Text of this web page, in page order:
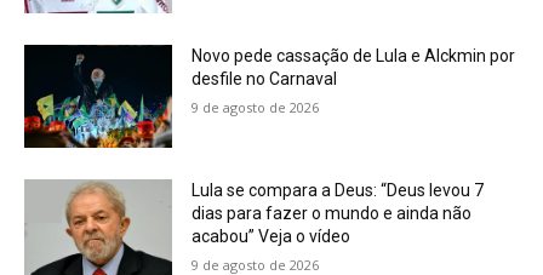
Novo pede cassação de Lula e Alckmin por
desfile no Carnaval
9 de agosto de 2026
Lula se compara a Deus: “Deus levou 7
dias para fazer o mundo e ainda não
acabou” Veja o vídeo
9 de agosto de 2026